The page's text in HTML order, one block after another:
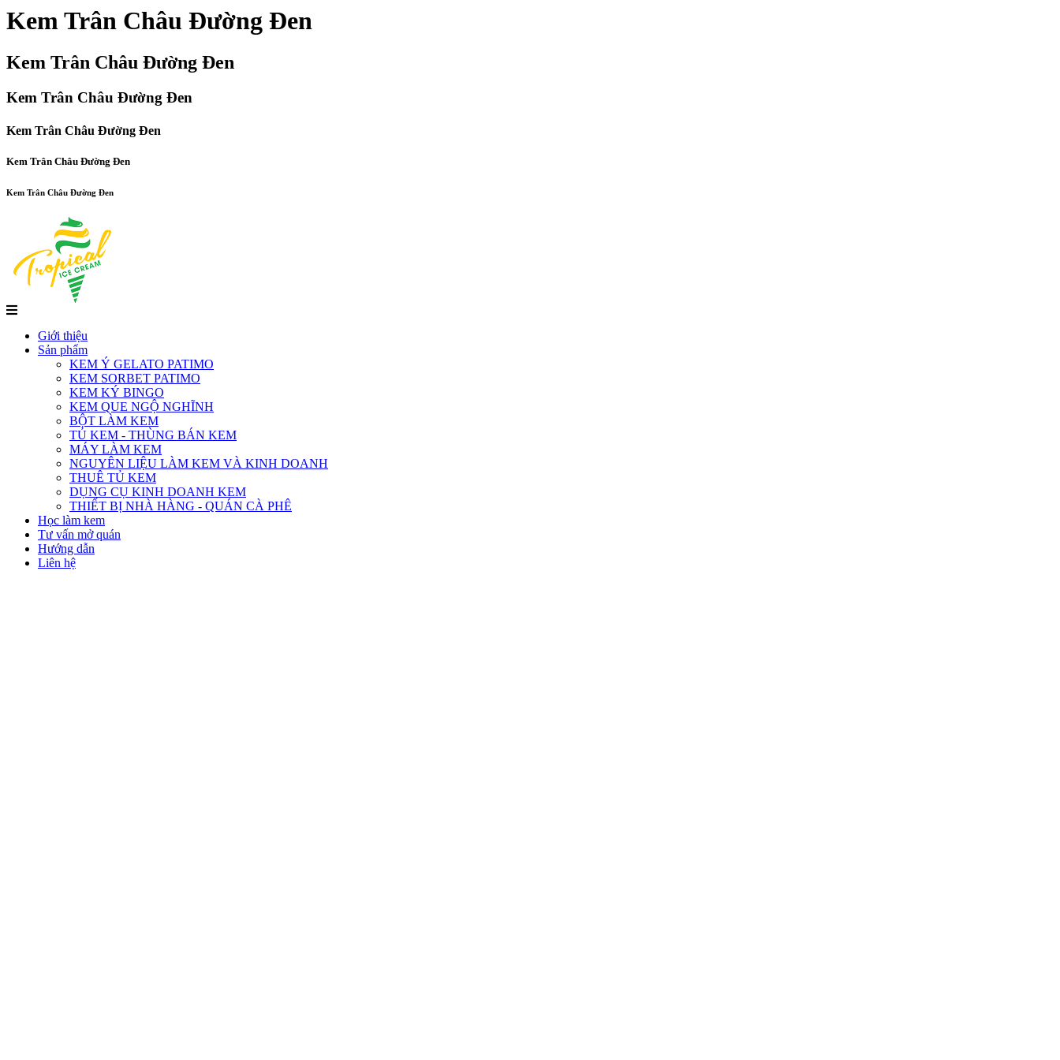
Kem Trân Châu Đường Đen
Kem Trân Châu Đường Đen
Kem Trân Châu Đường Đen
Kem Trân Châu Đường Đen
Kem Trân Châu Đường Đen
Kem Trân Châu Đường Đen
Giới thiệu
Sản phẩm
KEM Ý GELATO PATIMO
KEM SORBET PATIMO
KEM KÝ BINGO
KEM QUE NGỘ NGHĨNH
BỘT LÀM KEM
TỦ KEM - THÙNG BÁN KEM
MÁY LÀM KEM
NGUYÊN LIỆU LÀM KEM VÀ KINH DOANH
THUÊ TỦ KEM
DỤNG CỤ KINH DOANH KEM
THIẾT BỊ NHÀ HÀNG - QUÁN CÀ PHÊ
Học làm kem
Tư vấn mở quán
Hướng dẫn
Liên hệ